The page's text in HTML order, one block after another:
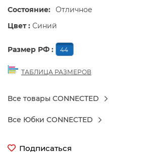
Состояние: Отличное
Цвет : Синий
Размер РФ : 44
ТАБЛИЦА РАЗМЕРОВ
Все товары CONNECTED
Все Юбки CONNECTED
Подписаться